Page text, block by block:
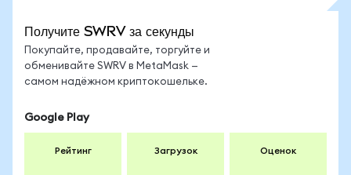
Получите SWRV за секунды
Покупайте, продавайте, торгуйте и
обменивайте SWRV в MetaMask —
самом надёжном криптокошельке.
Google Play
Рейтинг Загрузок Оценок